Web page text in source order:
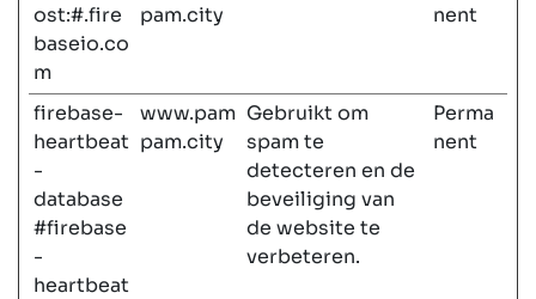
ost:#.fire
baseio.co
m
pam.city
nent
firebase-
heartbeat
-
database
#firebase
-
heartbeat
www.pam
pam.city
Gebruikt om
spam te
detecteren en de
beveiliging van
de website te
verbeteren.
Perma
nent